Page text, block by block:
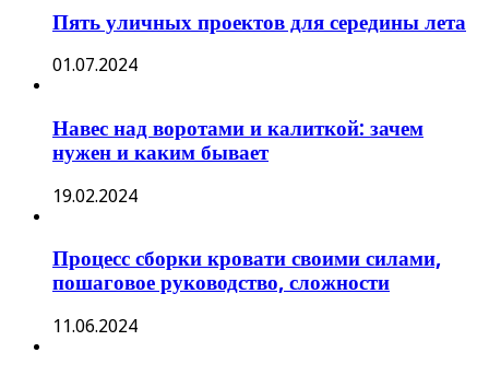
Пять уличных проектов для середины лета
01.07.2024
Навес над воротами и калиткой: зачем
нужен и каким бывает
19.02.2024
Процесс сборки кровати своими силами,
пошаговое руководство, сложности
11.06.2024